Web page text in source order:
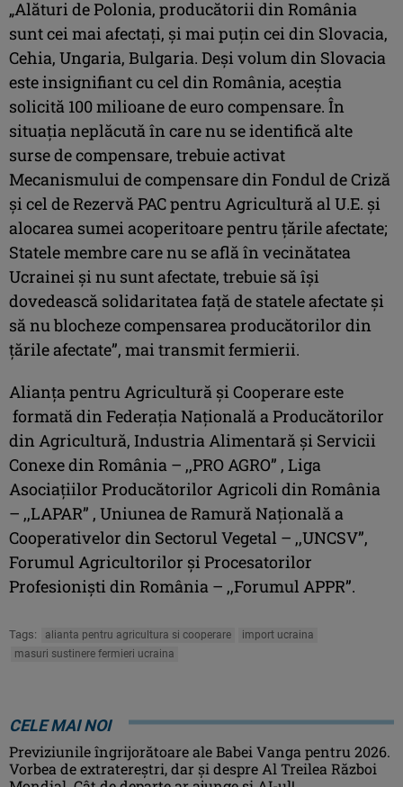
„Alături de Polonia, producătorii din România
sunt cei mai afectați, și mai puțin cei din Slovacia,
Cehia, Ungaria, Bulgaria. Deși volum din Slovacia
este insignifiant cu cel din România, aceștia
solicită 100 milioane de euro compensare. În
situația neplăcută în care nu se identifică alte
surse de compensare, trebuie activat
Mecanismului de compensare din Fondul de Criză
și cel de Rezervă PAC pentru Agricultură al U.E. și
alocarea sumei acoperitoare pentru țările afectate;
Statele membre care nu se află în vecinătatea
Ucrainei și nu sunt afectate, trebuie să își
dovedească solidaritatea față de statele afectate și
să nu blocheze compensarea producătorilor din
țările afectate”, mai transmit fermierii.
Alianța pentru Agricultură și Cooperare este
formată din Federația Națională a Producătorilor
din Agricultură, Industria Alimentară și Servicii
Conexe din România – ,,PRO AGRO” , Liga
Asociațiilor Producătorilor Agricoli din România
– ,,LAPAR” , Uniunea de Ramură Națională a
Cooperativelor din Sectorul Vegetal – ,,UNCSV”,
Forumul Agricultorilor și Procesatorilor
Profesioniști din România – ,,Forumul APPR”.
Tags: alianta pentru agricultura si cooperare
import ucraina
masuri sustinere fermieri ucraina
CELE MAI NOI
Previziunile îngrijorătoare ale Babei Vanga pentru 2026.
Vorbea de extratereștri, dar și despre Al Treilea Război